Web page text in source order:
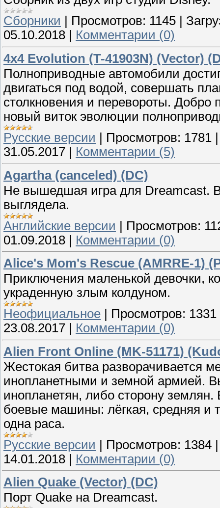
Сборники
Просмотров: 1145
05.10.2018
Комментарии (0)
4x4 Evolution (T-41903N) (Vector)
Полноприводные автомобили
двигаться под водой, совершать
столкновения и перевороты.
новый виток эволюции
Русские версии
Просмотров: 1781
31.05.2017
Комментарии (5)
Agartha (canceled) (DC)
Не вышедшая игра для Dreamcast.
выглядела.
Английские версии | Просмотров:
01.09.2018 | Комментарии (0)
Alice's Mom's Rescue (AMRRE-1)
Приключения маленькой девочки,
украденную злым колдуном.
Неофициальное
Просмотров: 1331
23.08.2017
Комментарии (0)
Alien Front Online (MK-51171)
Жестокая битва разворачивается
инопланетными и земной армией.
инопланетян, либо сторону
боевые машины: лёгкая, средняя и
одна раса.
Русские версии
Просмотров: 1384
14.01.2018
Комментарии (0)
Alien Quake (Vector) (DC)
Порт Quake на Dreamcast.